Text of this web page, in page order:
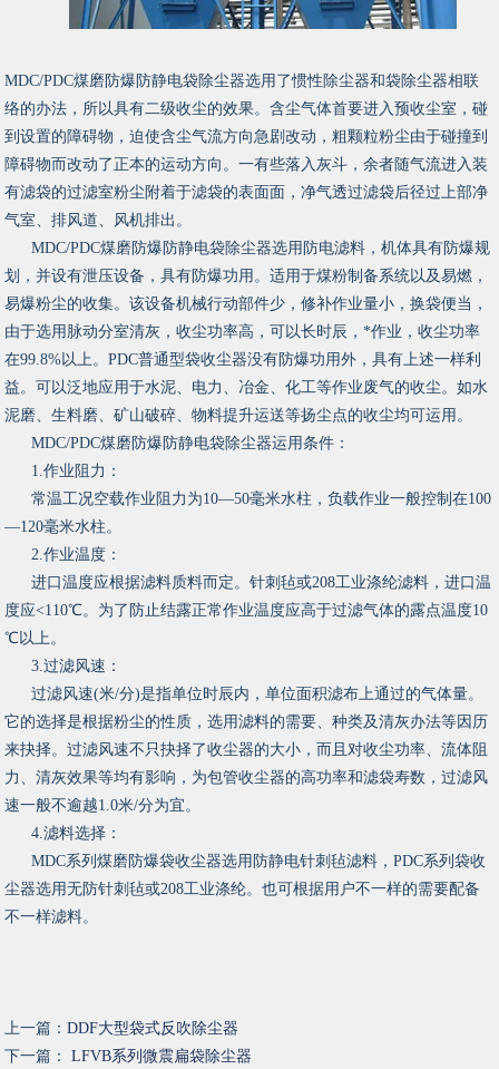
MDC/PDC煤磨防爆防静电袋除尘器选用了惯性除尘器和袋除尘器相联
络的办法，所以具有二级收尘的效果。含尘气体首要进入预收尘室，碰
到设置的障碍物，迫使含尘气流方向急剧改动，粗颗粒粉尘由于碰撞到
障碍物而改动了正本的运动方向。一有些落入灰斗，余者随气流进入装
有滤袋的过滤室粉尘附着于滤袋的表面面，净气透过滤袋后径过上部净
气室、排风道、风机排出。
MDC/PDC煤磨防爆防静电袋除尘器选用防电滤料，机体具有防爆规
划，并设有泄压设备，具有防爆功用。适用于煤粉制备系统以及易燃，
易爆粉尘的收集。该设备机械行动部件少，修补作业量小，换袋便当，
由于选用脉动分室清灰，收尘功率高，可以长时辰，*作业，收尘功率
在99.8%以上。PDC普通型袋收尘器没有防爆功用外，具有上述一样利
益。可以泛地应用于水泥、电力、冶金、化工等作业废气的收尘。如水
泥磨、生料磨、矿山破碎、物料提升运送等扬尘点的收尘均可运用。
MDC/PDC煤磨防爆防静电袋除尘器运用条件：
1.作业阻力：
常温工况空载作业阻力为10—50毫米水柱，负载作业一般控制在100
—120毫米水柱。
2.作业温度：
进口温度应根据滤料质料而定。针刺毡或208工业涤纶滤料，进口温
度应<110℃。为了防止结露正常作业温度应高于过滤气体的露点温度10
℃以上。
3.过滤风速：
过滤风速(米/分)是指单位时辰内，单位面积滤布上通过的气体量。
它的选择是根据粉尘的性质，选用滤料的需要、种类及清灰办法等因历
来抉择。过滤风速不只抉择了收尘器的大小，而且对收尘功率、流体阻
力、清灰效果等均有影响，为包管收尘器的高功率和滤袋寿数，过滤风
速一般不逾越1.0米/分为宜。
4.滤料选择：
MDC系列煤磨防爆袋收尘器选用防静电针刺毡滤料，PDC系列袋收
尘器选用无防针刺毡或208工业涤纶。也可根据用户不一样的需要配备
不一样滤料。
上一篇：DDF大型袋式反吹除尘器
下一篇：LFVB系列微震扁袋除尘器